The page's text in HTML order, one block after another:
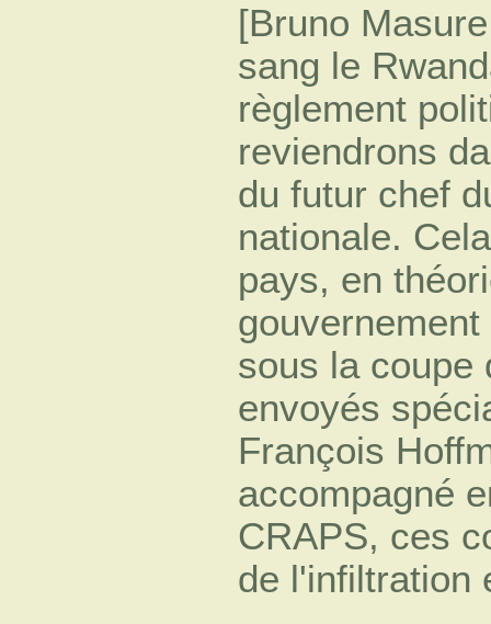
[Bruno
sang le
règlement
reviendrons
du futur chef
nationale.
pays, en
sous la coupe
envoyés
François
accompagné
CRAPS, ces
de l'infiltration